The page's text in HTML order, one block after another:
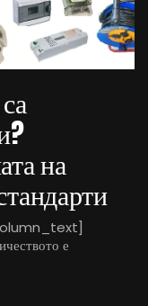
на
е